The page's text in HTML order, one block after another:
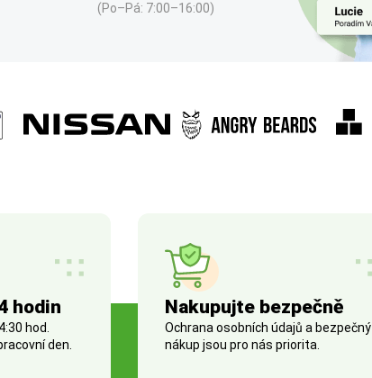
(Po–Pá: 7:00–16:00)
hodin
hod.
den.
Nakupujte bezpečně
Ochrana osobních údajů a bezpečný
nákup jsou pro nás priorita.